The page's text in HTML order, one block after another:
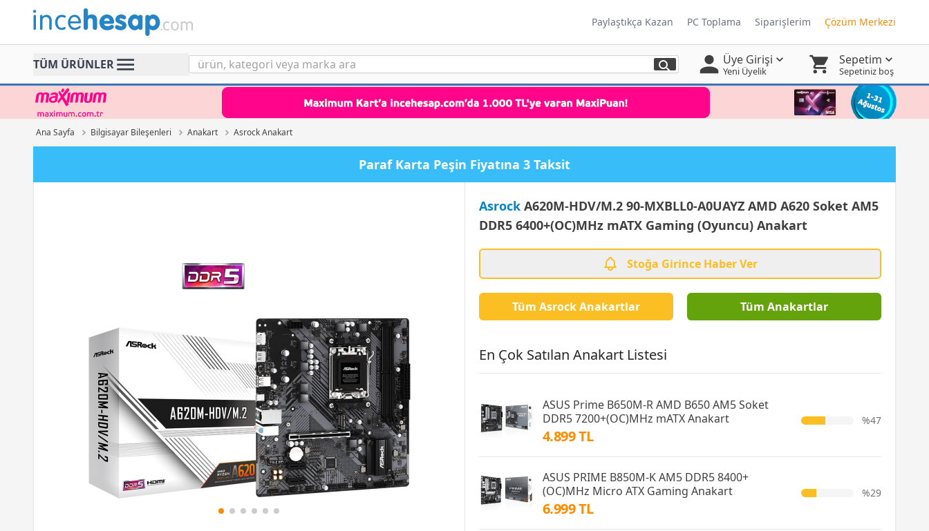
Incehesap Paylaştıkça Kazan PC Toplama Siparişlerim Çözüm Merkezi
TÜM ÜRÜNLER Üye Girişi
Yeni Üyelik
Sepetim
Sepetiniz boş
Ana Sayfa Bilgisayar Bileşenleri Anakart Asrock Anakart
Paraf Karta Peşin Fiyatına 3 Taksit
AsrockA620M-HDV/M.2 90-MXBLL0-A0UAYZ AMD A620 Soket AM5
DDR5 6400+(OC)MHz mATX Gaming (Oyuncu) Anakart
Stoğa Girince Haber Ver
Tüm Asrock Anakartlar Tüm Anakartlar
En Çok Satılan Anakart Listesi
ASUS Prime B650M-R AMD B650 AM5 Soket
DDR5 7200+(OC)MHz mATX Anakart
4.899 TL
%47
ASUS PRIME B850M-K AM5 DDR5 8400+
(OC)MHz Micro ATX Gaming Anakart
6.999 TL
%29